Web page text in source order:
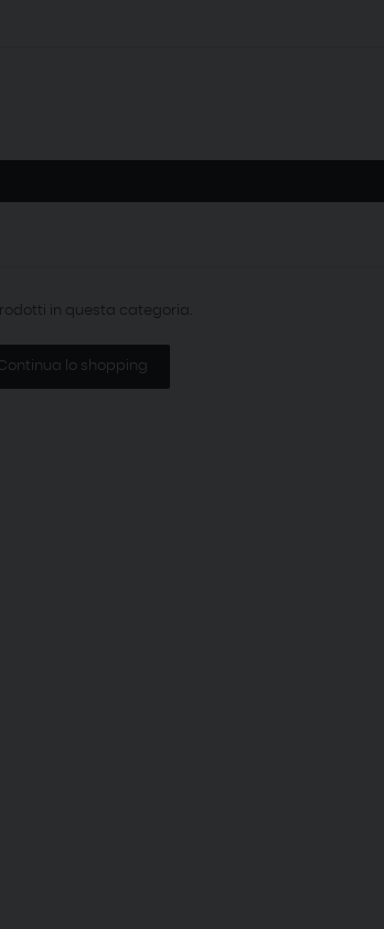
in questa categoria.
lo shopping